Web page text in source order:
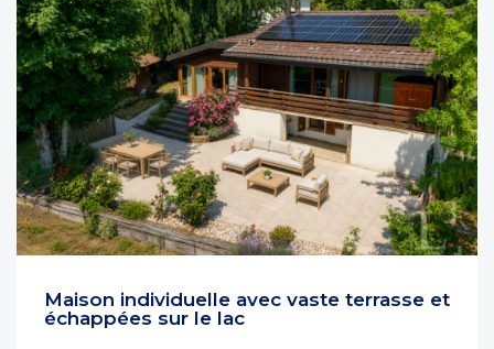
Maison individuelle avec vaste terrasse et
échappées sur le lac